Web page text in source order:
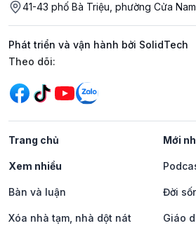
41-43 phố Bà Triệu, phường Cửa
Phát triển và vận hành bởi SolidTech
Mạng xã hội
Theo dõi:
Trang chủ Mới
Xem nhiều
Bàn và luận Đời
Xóa nhà tạm, nhà dột nát Giáo